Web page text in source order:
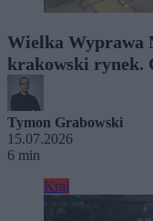
Wielka Wyprawa
krakowski rynek.
Tymon Grabowski
15.07.2026
6 min
Kraj